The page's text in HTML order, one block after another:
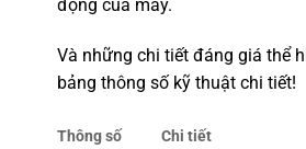
động của máy.
Và những chi tiết đáng giá thể
bảng thông số kỹ thuật chi tiết!
Thông số Chi tiết